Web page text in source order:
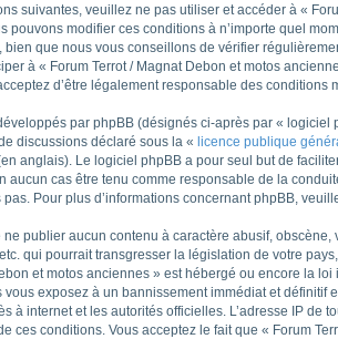
suivantes, veuillez ne pas utiliser et accéder à «
pouvons modifier ces conditions à n’importe quel
bien que nous vous conseillons de vérifier
à « Forum Terrot / Magnat Debon et motos
d’être légalement responsable des conditions
par phpBB (désignés ci-après par « logiciel
discussions déclaré sous la « licence publique
anglais). Le logiciel phpBB a pour seul but de
aucun cas être tenu comme responsable de la
pas. Pour plus d’informations concernant phpBB,
ne publier aucun contenu à caractère abusif,
qui pourrait transgresser la législation de votre
et motos anciennes » est hébergé ou encore la
exposez à un bannissement immédiat et définitif
à internet et les autorités officielles. L’adresse IP de
ces conditions. Vous acceptez le fait que « Forum